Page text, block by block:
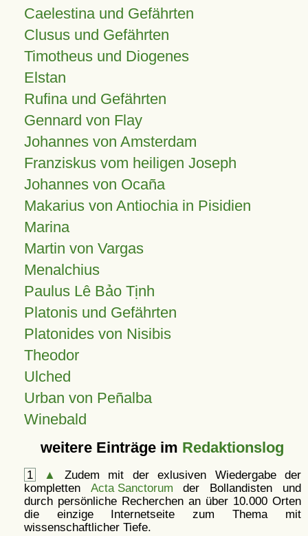
Caelestina und Gefährten
Clusus und Gefährten
Timotheus und Diogenes
Elstan
Rufina und Gefährten
Gennard von Flay
Johannes von Amsterdam
Franziskus vom heiligen Joseph
Johannes von Ocaña
Makarius von Antiochia in Pisidien
Marina
Martin von Vargas
Menalchius
Paulus Lê Bảo Tịnh
Platonis und Gefährten
Platonides von Nisibis
Theodor
Ulched
Urban von Peñalba
Winebald
weitere Einträge im Redaktionslog
1 ▲
Zudem mit der exlusiven Wiedergabe der
kompletten Acta Sanctorum der Bollandisten und
durch persönliche Recherchen an über 10.000 Orten
die einzige Internetseite zum Thema mit
wissenschaftlicher Tiefe.